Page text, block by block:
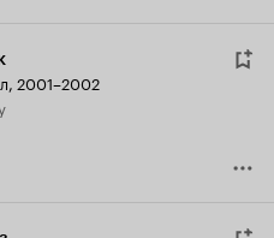
2001–2002